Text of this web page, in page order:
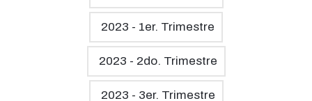
2023 - 1er. Trimestre
2023 - 2do. Trimestre
2023 - 3er. Trimestre